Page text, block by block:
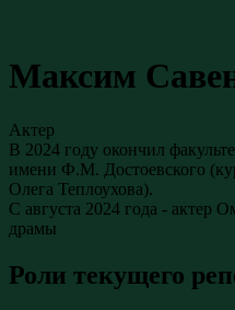
Максим
Актер
В 2024 году окончил
имени Ф.М. Достоевского
Олега Теплоухова).
С августа 2024 года - актер
драмы
Роли текущего